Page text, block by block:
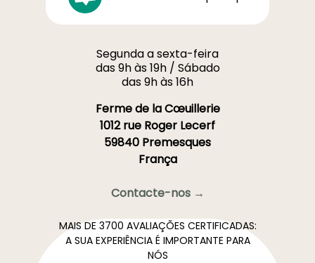
Segunda a sexta-feira
das 9h às 19h / Sábado
das 9h às 16h
Ferme de la Cœuillerie
1012 rue Roger Lecerf
59840 Premesques
França
Contacte-nos →
MAIS DE 3700 AVALIAÇÕES CERTIFICADAS:
A SUA EXPERIÊNCIA É IMPORTANTE PARA
NÓS